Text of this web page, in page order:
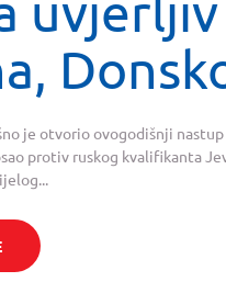
je otvorio ovogodišnji
protiv ruskog kvalifikanta